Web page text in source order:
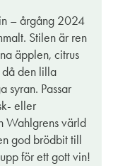
– årgång 2024
Stilen är ren
äpplen, citrus
då den lilla
syran. Passar
eller
Wahlgrens värld
god brödbit till
för ett gott vin!